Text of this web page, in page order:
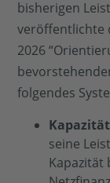
bisherigen
veröffentlichte
2026
folgendes
seine
Kapazität